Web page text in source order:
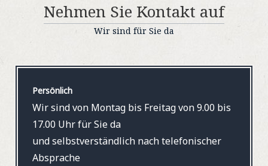
Nehmen Sie Kontakt auf
Wir sind für Sie da
Persönlich
Wir sind von Montag bis Freitag von 9.00 bis
17.00 Uhr für Sie da
und selbstverständlich nach telefonischer
Absprache